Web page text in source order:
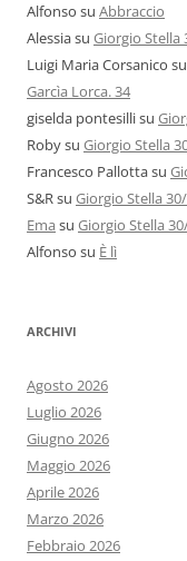
Alfonso su Abbraccio
Alessiasu Giorgio Stella
Luigi Maria Corsanico su
Garcìa Lorca. 34
giselda pontesillisu
Robysu Giorgio Stella
Francesco Pallottasu
S&Rsu Giorgio Stella
Ema su Giorgio Stella
Alfonso su È lì
ARCHIVI
Agosto 2026
Luglio 2026
Giugno 2026
Maggio 2026
Aprile 2026
Marzo 2026
Febbraio 2026